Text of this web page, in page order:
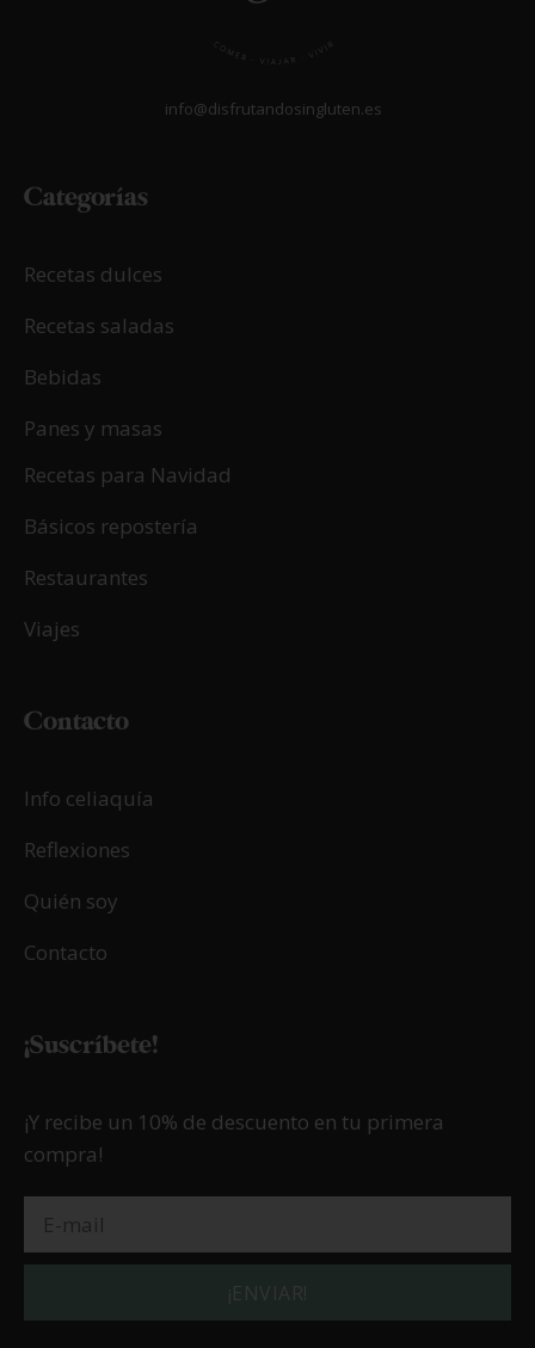
info@disfrutandosingluten.es
Categorías
Recetas dulces
Recetas saladas
Bebidas
Panes y masas
Recetas para Navidad
Básicos repostería
Restaurantes
Viajes
Contacto
Info celiaquía
Reflexiones
Quién soy
Contacto
¡Suscríbete!
¡Y recibe un 10% de descuento en tu primera
compra!
¡ENVIAR!